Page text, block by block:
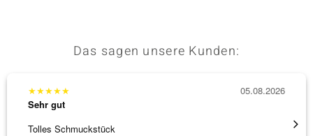
Das sagen unsere Kunden:
★★★★★
Sehr gut
Tolles Schmuckstück
05.08.2026
Ich